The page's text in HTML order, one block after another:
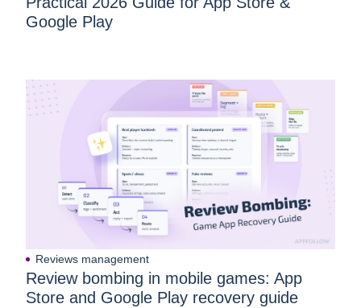
話を聞き、しっかりと企業研究をしておきたい ・ネットに
書いてある会社の評判だけでは分からない通常業務や会議
たので、ビズリーチ・キャンパスを使ってOB/OG訪問を依
頼したい ・オンラインでOB/OGの方と就活についてトーク
できる就活マッチングアプリを使い、有利に就職活動を進
めたい ・外資就活を成功させるために、外資系企業に勤め
ている先輩に就活のやり方やコツを教示してほしい ・短期
インターンシップ中に質問できなかったことを直接OB/OG
に質問したい ・就活まとめ2ch/5chなどの就活掲示板で情
報も得つつ、同じ大学/大学院出身のOB/OGから就活のリア
ルな意見を聴きたい ◇会社説明会や交流会、インターンシ
ップなどに興味がある方◇ ・就活セミナーや会社説明会な
どのイベントに申し込める就職アプリを探している ・通っ
ている大学内の掲示板に掲載されていない会社説明会に申
Google Play
Reviews management
Review bombing in mobile games: App
Store and Google Play recovery guide